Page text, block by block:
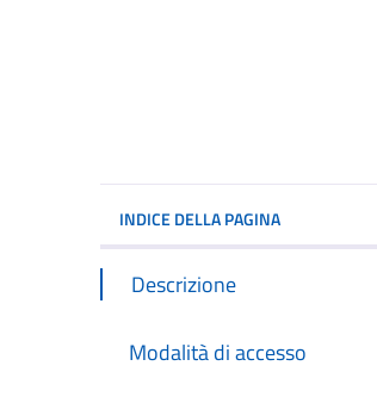
INDICE DELLA PAGINA
Descrizione
Modalità di accesso